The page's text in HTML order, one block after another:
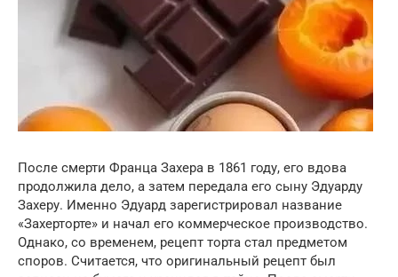
После смерти Франца Захера в 1861 году, его вдова
продолжила дело, а затем передала его сыну Эдуарду
Захеру. Именно Эдуард зарегистрировал название
«Захерторте» и начал его коммерческое производство.
Однако, со временем, рецепт торта стал предметом
споров. Считается, что оригинальный рецепт был